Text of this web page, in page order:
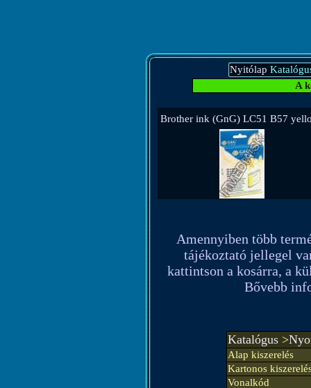
Nyitólap
A
Brother ink (GnG) LC51 B57
Amennyiben több
tájékoztató jellegel
kattintson a kosárra, a
Bővebb
Katalógus >
Alap kiszerelés
Kartonos
Vonalkód